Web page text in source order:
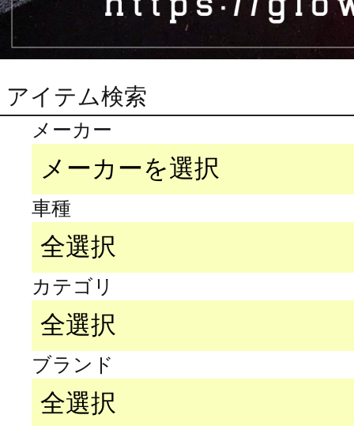
アイテム検索
メーカー
車種
カテゴリ
ブランド